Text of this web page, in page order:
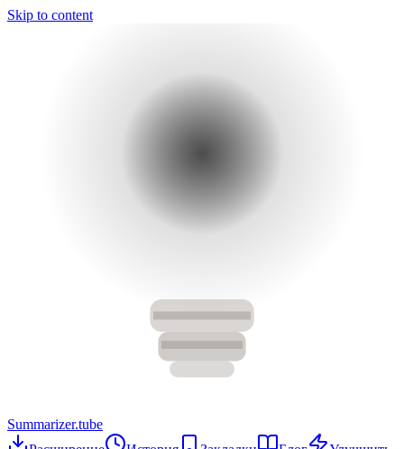
Skip to content
Summarizer.tube